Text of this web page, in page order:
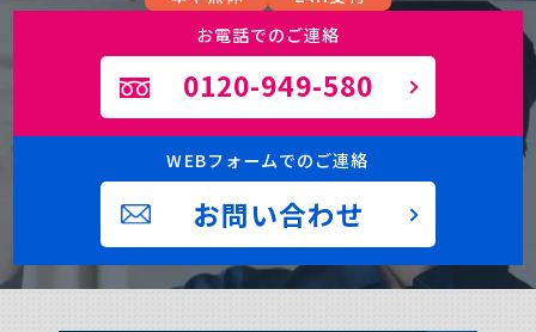
お電話でのご連絡
0120-949-580
WEBフォームでのご連絡
お問い合わせ